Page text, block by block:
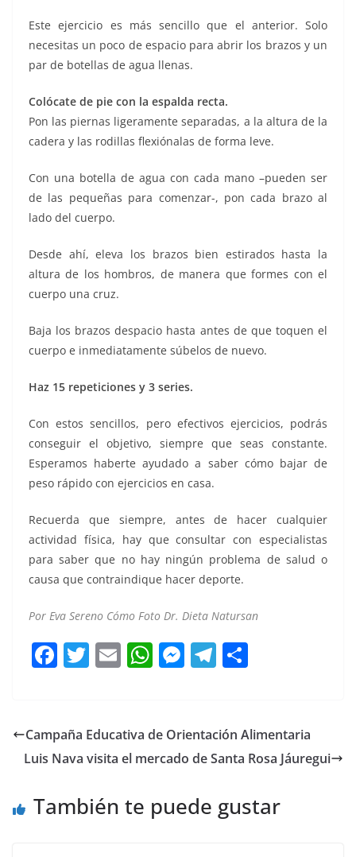
Este ejercicio es más sencillo que el anterior. Solo
necesitas un poco de espacio para abrir los brazos y un
par de botellas de agua llenas.
Colócate de pie con la espalda recta.
Pon las piernas ligeramente separadas, a la altura de la
cadera y las rodillas flexiónalas de forma leve.
Con una botella de agua con cada mano –pueden ser
de las pequeñas para comenzar-, pon cada brazo al
lado del cuerpo.
Desde ahí, eleva los brazos bien estirados hasta la
altura de los hombros, de manera que formes con el
cuerpo una cruz.
Baja los brazos despacio hasta antes de que toquen el
cuerpo e inmediatamente súbelos de nuevo.
Haz 15 repeticiones y 3 series.
Con estos sencillos, pero efectivos ejercicios, podrás
conseguir el objetivo, siempre que seas constante.
Esperamos haberte ayudado a saber cómo bajar de
peso rápido con ejercicios en casa.
Recuerda que siempre, antes de hacer cualquier
actividad física, hay que consultar con especialistas
para saber que no hay ningún problema de salud o
causa que contraindique hacer deporte.
Por Eva Sereno Cómo Foto Dr. Dieta Natursan
F
e
b
o
T
er
E
l
W
s
A
p
M
e
n
er
T
gr
a
p
ar
Campaña Educativa de Orientación Alimentaria
Luis Nava visita el mercado de Santa Rosa Jáuregui
También te puede gustar